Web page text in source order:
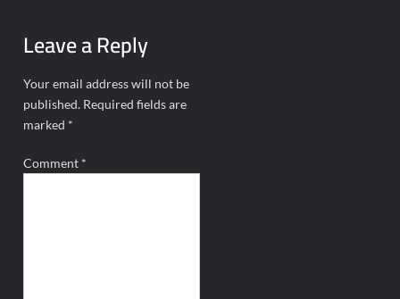
Leave a Reply
Your email address will not be
published. Required fields are
marked *
Comment *